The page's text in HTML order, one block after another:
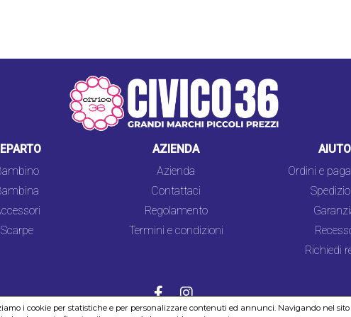
Scarpe
AZIENDA
Azienda
Contattaci
Regolamento
Termini e condizioni
AIUTO
Ordini e
Richiedi
i cookie per statistiche e per personalizzare contenuti ed annunci. Navigando nel